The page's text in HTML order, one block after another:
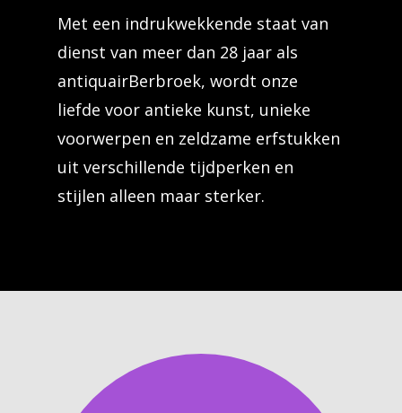
Met een indrukwekkende staat van
dienst van meer dan 28 jaar als
antiquairBerbroek, wordt onze
liefde voor antieke kunst, unieke
voorwerpen en zeldzame erfstukken
uit verschillende tijdperken en
stijlen alleen maar sterker.